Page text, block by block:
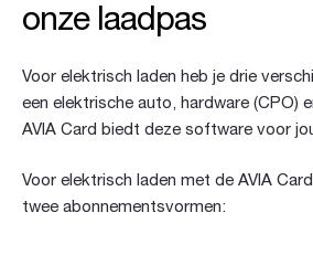
onze laadpas
Voor elektrisch laden heb je drie
een elektrische auto, hardware (CPO)
AVIA Card biedt deze software voor
Voor elektrisch laden met de AVIA
twee abonnementsvormen: